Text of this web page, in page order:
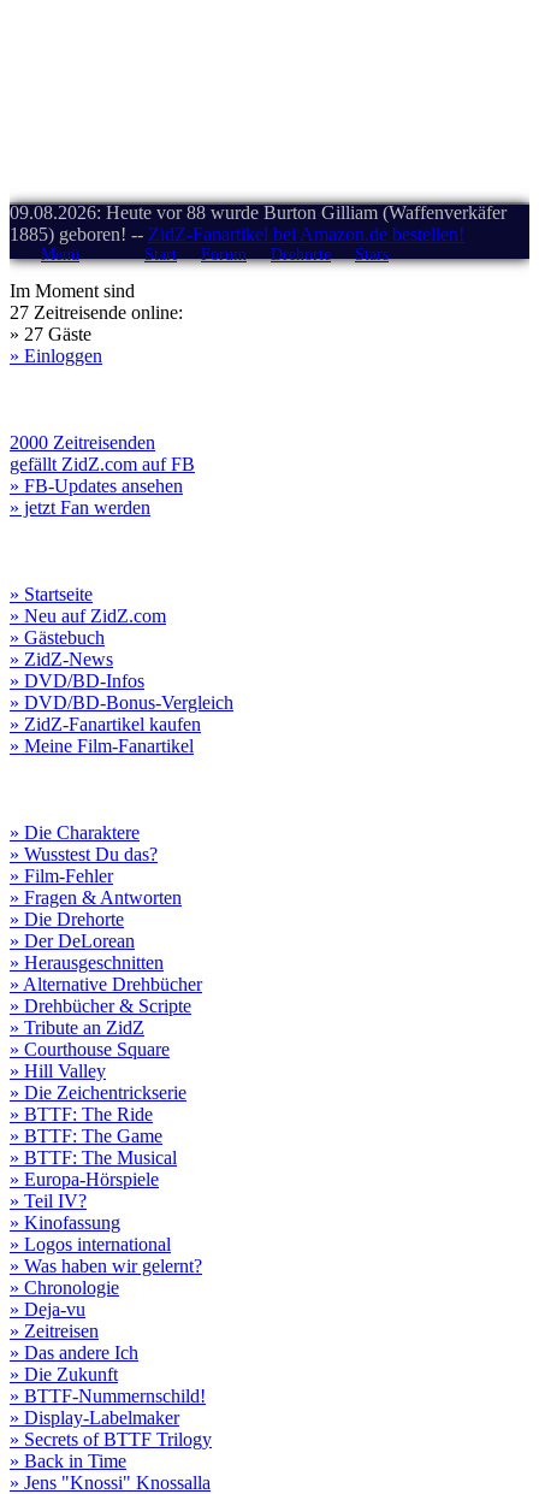
09.08.2026: Heute vor 88 wurde Burton Gilliam (Waffenverkäfer
1885) geboren! -- ZidZ-Fanartikel bei Amazon.de bestellen!
Menü Start Forum Drehorte Stars
Im Moment sind
27 Zeitreisende online:
» 27 Gäste
» Einloggen
2000 Zeitreisenden
gefällt ZidZ.com auf FB
» FB-Updates ansehen
» jetzt Fan werden
» Startseite
» Neu auf ZidZ.com
» Gästebuch
» ZidZ-News
» DVD/BD-Infos
» DVD/BD-Bonus-Vergleich
» ZidZ-Fanartikel kaufen
» Meine Film-Fanartikel
» Die Charaktere
» Wusstest Du das?
» Film-Fehler
» Fragen & Antworten
» Die Drehorte
» Der DeLorean
» Herausgeschnitten
» Alternative Drehbücher
» Drehbücher & Scripte
» Tribute an ZidZ
» Courthouse Square
» Hill Valley
» Die Zeichentrickserie
» BTTF: The Ride
» BTTF: The Game
» BTTF: The Musical
» Europa-Hörspiele
» Teil IV?
» Kinofassung
» Logos international
» Was haben wir gelernt?
» Chronologie
» Deja-vu
» Zeitreisen
» Das andere Ich
» Die Zukunft
» BTTF-Nummernschild!
» Display-Labelmaker
» Secrets of BTTF Trilogy
» Back in Time
» Jens "Knossi" Knossalla